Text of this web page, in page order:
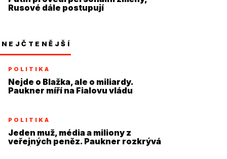
Rusové dále postupují
NEJČTENĚJŠÍ
POLITIKA
Nejde o Blažka, ale o miliardy.
Paukner míří na Fialovu vládu
POLITIKA
Jeden muž, média a miliony z
veřejných peněz. Paukner rozkrývá
systém